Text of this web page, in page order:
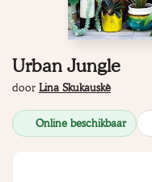
Urban Jungle
door Lina Skukauskè
Online beschikbaar